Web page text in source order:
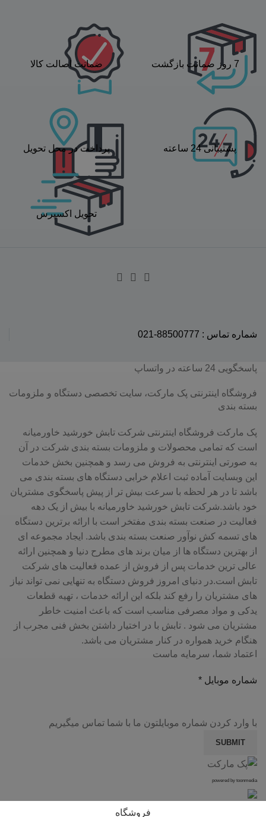
ضمانت اصالت کالا 7 روز ضمانت بازگشت
پرداخت در محل تحویل پشتیبانی 24 ساعته
تحویل اکسپرس
شماره تماس : 88500777-021
پاسخگویی 24 ساعته در واتساپ
فروشگاه اینترنتی پک مارکت، سایت تخصصی دستگاه و ملزومات
بسته بندی
پک مارکت فروشگاه اینترنتی شرکت تابش خورشید خاورمیانه
است که تمامی محصولات و ملزومات بسته بندی شرکت در آن
به صورتی اینترنتی به فروش می رسد و همچنین بخش خدمات
این وبسایت آماده ثبت اعلام خرابی دستگاه های بسته بندی می
باشد تا در هر لحظه با سرعت بیش تر از پیش پاسخگوی مشتریان
خود باشد.شرکت تابش خورشید خاورمیانه با بیش از یک دهه
فعالیت در صنعت بسته بندی مفتخر است با ارائه برترین دستگاه
های تسمه کش نوآور صنعت بسته بندی باشد. ایجاد مجموعه ای
از بهترین دستگاه ها از میان برند های مطرح دنیا و همچنین ارائه
عالی ترین خدمات پس از فروش از عمده فعالیت های شرکت
تابش است.در دنیای امروز فروش دستگاه به تنهایی نمی تواند نیاز
های مشتریان را رفع کند بلکه این ارائه خدمات ، تهیه قطعات
یدکی و مواد مصرفی مناسب است که باعث امنیت خاطر
مشتریان می شود . تابش با در اختیار داشتن بخش فنی مجرب از
هنگام خرید همواره در کنار مشتریان می باشد.
اعتماد شما، سرمایه ماست
شماره موبایل *
با وارد کردن شماره موبایلتون ما با شما تماس میگیریم
SUBMIT
powered by toonmedia
فروشگاه